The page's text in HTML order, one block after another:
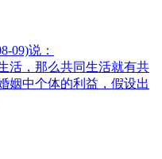
09)说：
活，那么共同生活就有共
姻中个体的利益，假设出